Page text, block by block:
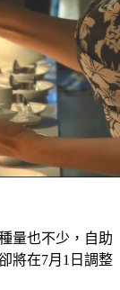
量也不少，自助
將在7月1日調整